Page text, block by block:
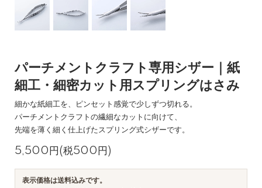
パーチメントクラフト専用シザー｜紙
細工・細密カット用スプリングはさみ
細かな紙細工を、ピンセット感覚で少しずつ切れる。
パーチメントクラフトの繊細なカットに向けて、
先端を薄く細く仕上げたスプリング式シザーです。
5,500円(税500円)
表示価格は送料込みです。